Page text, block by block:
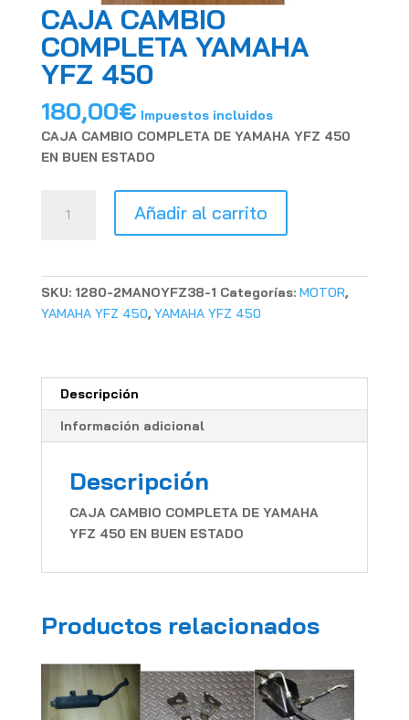
CAJA CAMBIO
COMPLETA YAMAHA
YFZ 450
180,00€ Impuestos incluidos
CAJA CAMBIO COMPLETA DE YAMAHA YFZ 450
EN BUEN ESTADO
CAMBIO
Añadir al carrito
SKU: 1280-2MANOYFZ38-1 Categorías: MOTOR,
YAMAHA YFZ 450, YAMAHA YFZ 450
Descripción
Información adicional
Descripción
CAJA CAMBIO COMPLETA DE YAMAHA
YFZ 450 EN BUEN ESTADO
Productos relacionados